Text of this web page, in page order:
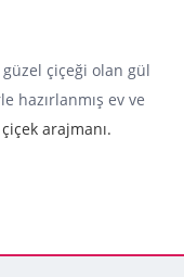
çiçeği olan gül
hazırlanmış ev ve
arajmanı.